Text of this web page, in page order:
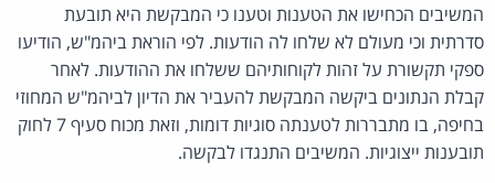
המשיבים הכחישו את הטענות וטענו כי המבקשת היא תובעת
סדרתית וכי מעולם לא שלחו לה הודעות. לפי הוראת ביהמ"ש, הודיעו
ספקי תקשורת על זהות לקוחותיהם ששלחו את ההודעות. לאחר
קבלת הנתונים ביקשה המבקשת להעביר את הדיון לביהמ"ש המחוזי
בחיפה, בו מתבררות לטענתה סוגיות דומות, וזאת מכוח סעיף 7 לחוק
תובענות ייצוגיות. המשיבים התנגדו לבקשה.